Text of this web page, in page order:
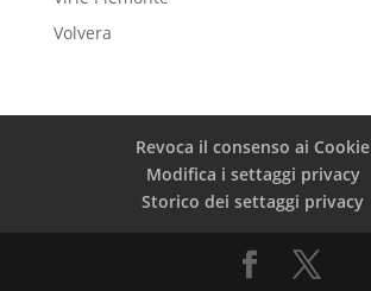
Volvera
Revoca il consenso ai Cookie
Modifica i settaggi privacy
Storico dei settaggi privacy